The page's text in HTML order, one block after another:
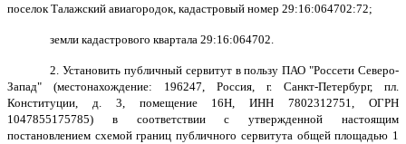
поселок Талажский авиагородок, кадастровый номер 29:16:064702:72;
земли кадастрового квартала 29:16:064702.
2. Установить публичный сервитут в пользу ПАО "Россети Северо-
Запад" (местонахождение: 196247, Россия, г. Санкт-Петербург, пл.
Конституции, д. 3, помещение 16Н, ИНН 7802312751, ОГРН
1047855175785) в соответствии с утвержденной настоящим
постановлением схемой границ публичного сервитута общей площадью 1